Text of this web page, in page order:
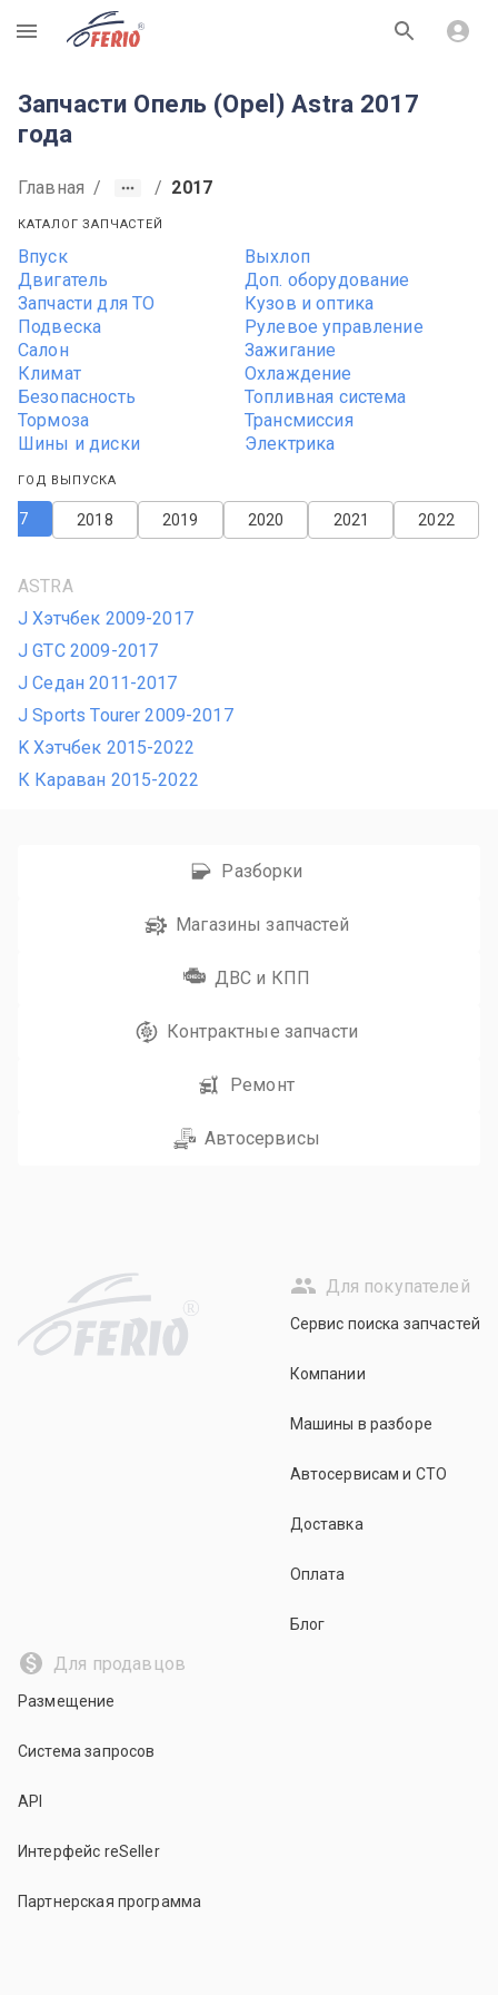
R
Запчасти Опель (Opel) Astra 2017
года
Главная / / 2017
КАТАЛОГ ЗАПЧАСТЕЙ
Впуск
Выхлоп
Двигатель
Доп. оборудование
Запчасти для ТО
Кузов и оптика
Подвеска
Рулевое управление
Салон
Зажигание
Климат
Охлаждение
Безопасность
Топливная система
Тормоза
Трансмиссия
Шины и диски
Электрика
ГОД ВЫПУСКА
2022
2021
2020
2019
2018
ASTRA
J Хэтчбек 2009-2017
J GTC 2009-2017
J Седан 2011-2017
J Sports Tourer 2009-2017
K Хэтчбек 2015-2022
К Караван 2015-2022
Разборки
Магазины запчастей
ДВС и КПП
Контрактные запчасти
Ремонт
Автосервисы
R
Для покупателей
Сервис поиска запчастей
Компании
Машины в разборе
Автосервисам и СТО
Доставка
Оплата
Блог
Для продавцов
Размещение
Система запросов
API
Интерфейс reSeller
Партнерская программа